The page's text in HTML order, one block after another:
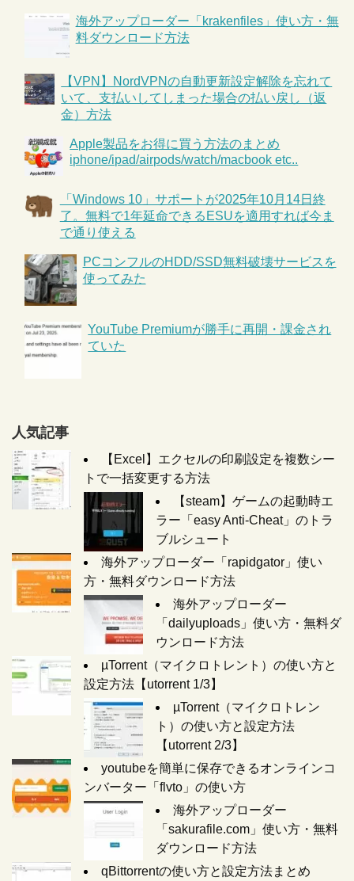
海外アップローダー「krakenfiles」使い方・無
料ダウンロード方法
【VPN】NordVPNの自動更新設定解除を忘れて
いて、支払いしてしまった場合の払い戻し（返
金）方法
Apple製品をお得に買う方法のまとめ
iphone/ipad/airpods/watch/macbook etc..
「Windows 10」サポートが2025年10月14日終
了。無料で1年延命できるESUを適用すれば今ま
で通り使える
PCコンフルのHDD/SSD無料破壊サービスを
使ってみた
YouTube Premiumが勝手に再開・課金され
ていた
人気記事
【Excel】エクセルの印刷設定を複数シー
トで一括変更する方法
【steam】ゲームの起動時エ
ラー「easy Anti-Cheat」のトラ
ブルシュート
海外アップローダー「rapidgator」使い
方・無料ダウンロード方法
海外アップローダー
「dailyuploads」使い方・無料ダ
ウンロード方法
µTorrent（マイクロトレント）の使い方と
設定方法【utorrent 1/3】
µTorrent（マイクロトレン
ト）の使い方と設定方法
【utorrent 2/3】
youtubeを簡単に保存できるオンラインコ
ンバーター「flvto」の使い方
海外アップローダー
「sakurafile.com」使い方・無料
ダウンロード方法
qBittorrentの使い方と設定方法まとめ